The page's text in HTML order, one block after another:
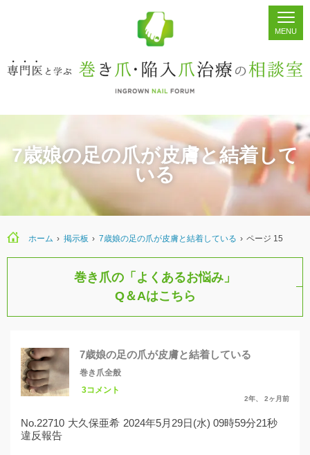
ホーム シェア 掲示板 検索
7歳娘の足の爪が皮膚と結着して
いる
ホーム › › 7歳娘の足の爪が皮膚と結着している › ページ 15
巻き爪の「よくあるお悩み」
Q＆Aはこちら
7歳娘の足の爪が皮膚と結着している
巻き爪全般
3コメント
2年、 2ヶ月前
No.22710 大久保亜希 2024年5月29日(水) 09時59分21秒
違反報告